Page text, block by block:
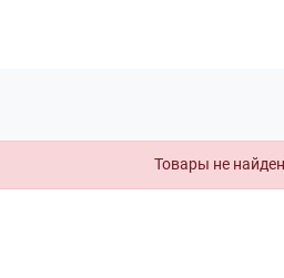
Товары не